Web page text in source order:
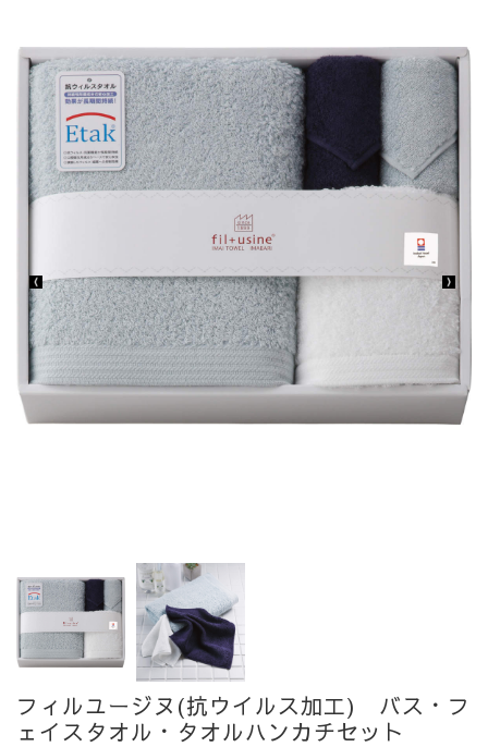
フィルユージヌ(抗ウイルス加工) バス・フ
ェイスタオル・タオルハンカチセット